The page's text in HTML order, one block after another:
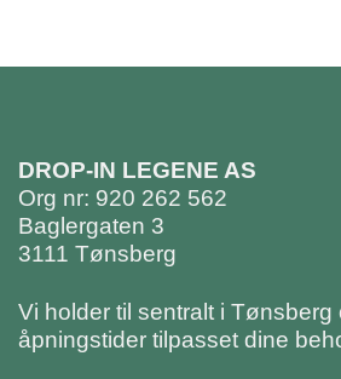
DROP-IN LEGENE AS
Org nr: 920 262 562
Baglergaten 3
3111 Tønsberg
Vi holder til sentralt i Tønsberg
åpningstider tilpasset dine